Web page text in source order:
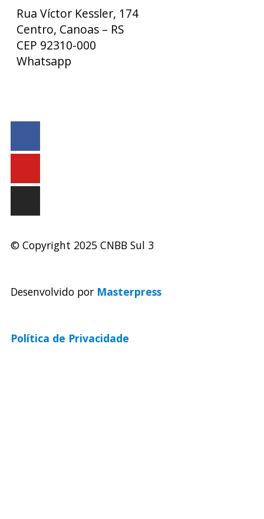
Rua Víctor Kessler, 174
Centro, Canoas – RS
CEP 92310-000
Whatsapp
© Copyright 2025 CNBB Sul 3
Desenvolvido por Masterpress
Política de Privacidade